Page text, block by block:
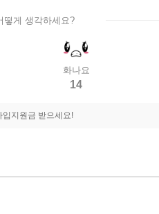
떻게 생각하세요?
화나요
14
지원금 받으세요!